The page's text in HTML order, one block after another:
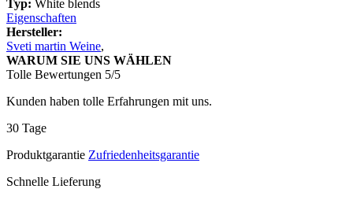
Typ: White blends
Eigenschaften
Hersteller:
Sveti martin Weine,
WARUM SIE UNS WÄHLEN
Tolle Bewertungen 5/5
Kunden haben tolle Erfahrungen mit uns.
30 Tage
Produktgarantie Zufriedenheitsgarantie
Schnelle Lieferung